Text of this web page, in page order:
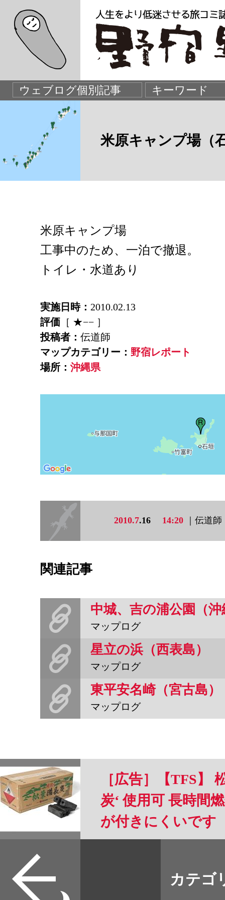
米原キャンプ場（
米原キャンプ場
工事中のため、一泊で撤退。
トイレ・水道あり
実施日時： 2010.02.13
評価 ［ ★−− ］
投稿者： 伝道師
マップカテゴリー： 野宿レポート
場所： 沖縄県
2010.7.16 14:20 ｜伝道師
関連記事
中城、吉の浦公園（沖
マップログ
星立の浜（西表島）
マップログ
東平安名崎（宮古島）
マップログ
［広告］【TFS】
炭‘ 使用可 長時間
が付きにくいです
カテゴ
取扱店